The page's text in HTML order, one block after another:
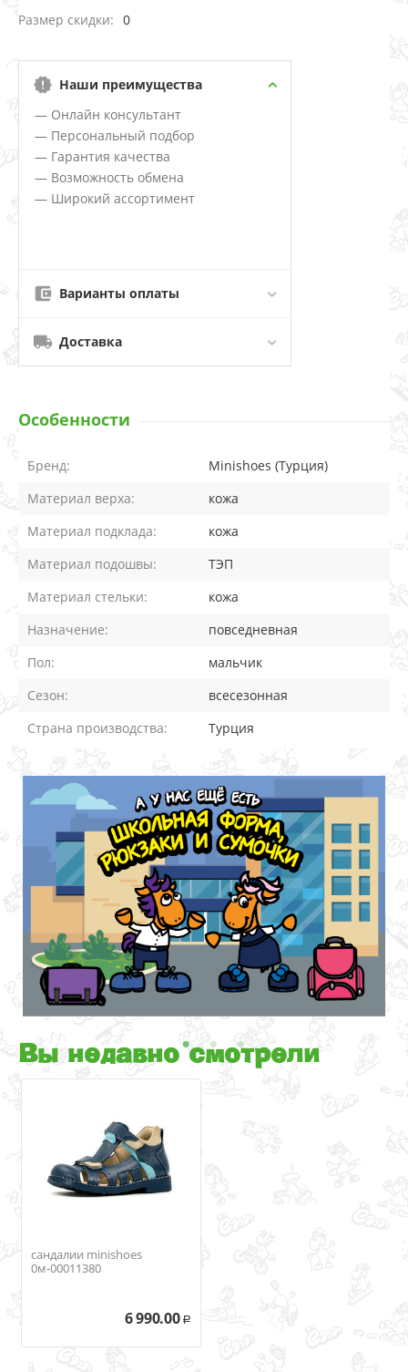
Размер скидки 0
Наши преимущества
— Онлайн консультант
— Персональный подбор
— Гарантия качества
— Возможность обмена
— Широкий ассортимент
Варианты оплаты
Доставка
Особенности
Бренд:
Minishoes (Турция)
Материал верха:
кожа
Материал подклада:
кожа
Материал подошвы:
ТЭП
Материал стельки:
кожа
Назначение:
повседневная
Пол:
мальчик
Сезон:
всесезонная
Страна производства:
Турция
Вы недавно смотрели
сандалии minishoes
0м-00011380
6 990.00 Р